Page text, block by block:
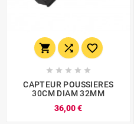
  
    
CAPTEUR POUSSIERES
30CM DIAM 32MM
36,00 €